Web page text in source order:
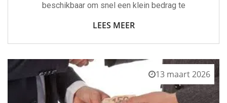
beschikbaar om snel een klein bedrag te
LEES MEER
13 maart 2026